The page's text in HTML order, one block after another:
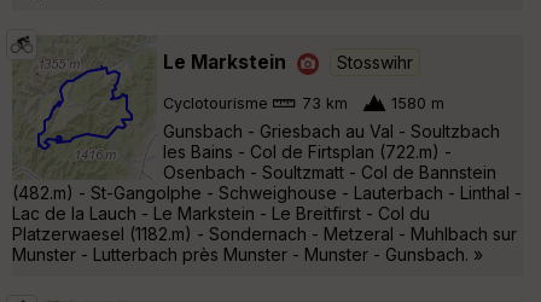
Le Markstein Stosswihr
Cyclotourisme 73 km 1580 m
Gunsbach - Griesbach au Val - Soultzbach
les Bains - Col de Firtsplan (722.m) -
Osenbach - Soultzmatt - Col de Bannstein
(482.m) - St-Gangolphe - Schweighouse - Lauterbach - Linthal -
Lac de la Lauch - Le Markstein - Le Breitfirst - Col du
Platzerwaesel (1182.m) - Sondernach - Metzeral - Muhlbach sur
Munster - Lutterbach près Munster - Munster - Gunsbach. »